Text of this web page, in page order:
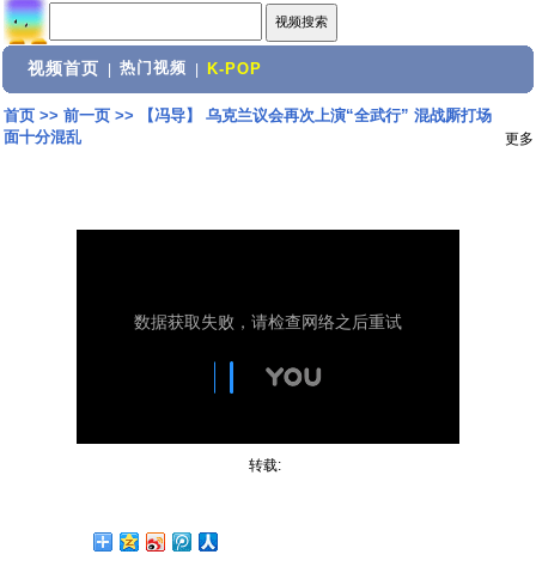
视频首页 热门视频 K-POP
首页>> 前一页>>
【冯导】 乌克兰议会再次上演“全武行” 混战厮打场
面十分混乱
更多
转载: